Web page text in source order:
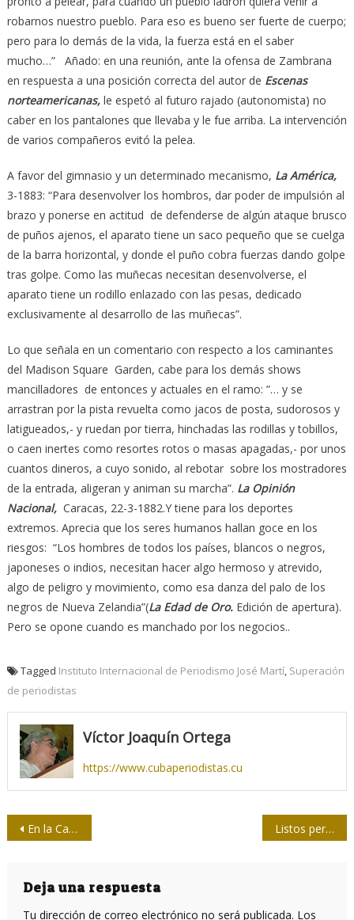
robarnos nuestro pueblo. Para eso es bueno ser fuerte de cuerpo;
pero para lo demás de la vida, la fuerza está en el saber
mucho…” Añado: en una reunión, ante la ofensa de Zambrana
en respuesta a una posición correcta del autor de Escenas
norteamericanas, le espetó al futuro rajado (autonomista) no
caber en los pantalones que llevaba y le fue arriba. La intervención
de varios compañeros evitó la pelea.
A favor del gimnasio y un determinado mecanismo, La América,
3-1883: “Para desenvolver los hombros, dar poder de impulsión al
brazo y ponerse en actitud de defenderse de algún ataque brusco
de puños ajenos, el aparato tiene un saco pequeño que se cuelga
de la barra horizontal, y donde el puño cobra fuerzas dando golpe
tras golpe. Como las muñecas necesitan desenvolverse, el
aparato tiene un rodillo enlazado con las pesas, dedicado
exclusivamente al desarrollo de las muñecas”.
Lo que señala en un comentario con respecto a los caminantes
del Madison Square Garden, cabe para los demás shows
mancilladores de entonces y actuales en el ramo: ”… y se
arrastran por la pista revuelta como jacos de posta, sudorosos y
latigueados,- y ruedan por tierra, hinchadas las rodillas y tobillos,
o caen inertes como resortes rotos o masas apagadas,- por unos
cuantos dineros, a cuyo sonido, al rebotar sobre los mostradores
de la entrada, aligeran y animan su marcha”. La Opinión
Nacional,Caracas, 22-3-1882.Y tiene para los deportes
extremos. Aprecia que los seres humanos hallan goce en los
riesgos: “Los hombres de todos los países, blancos o negros,
japoneses o indios, necesitan hacer algo hermoso y atrevido,
algo de peligro y movimiento, como esa danza del palo de los
negros de Nueva Zelandia”(La Edad de Oro.Edición de apertura).
Pero se opone cuando es manchado por los negocios..
Tagged Instituto Internacional de Periodismo José Martí, Superación
de periodistas
Víctor Joaquín Ortega
https://www.cubaperiodistas.cu
Navegación
entradas
En la Casa de la Prensa está el Chac Mool Martí Listos periodistas de Las Tunas para asumir retos tecnológicos
Deja una respuesta
Tu dirección de correo electrónico no será publicada. Los